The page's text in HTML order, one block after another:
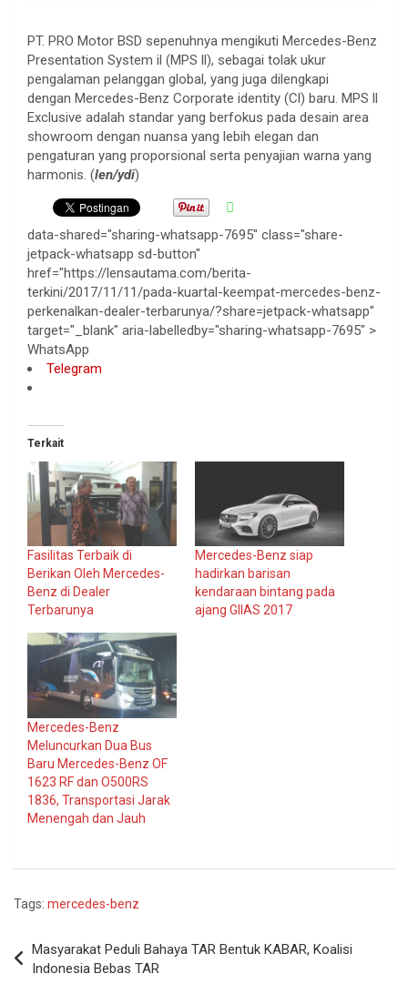
PT. PRO Motor BSD sepenuhnya mengikuti Mercedes-Benz
Presentation System il (MPS ll), sebagai tolak ukur
pengalaman pelanggan global, yang juga dilengkapi
dengan Mercedes-Benz Corporate identity (Cl) baru. MPS ll
Exclusive adalah standar yang berfokus pada desain area
showroom dengan nuansa yang lebih elegan dan
pengaturan yang proporsional serta penyajian warna yang
harmonis. (len/ydi)
data-shared="sharing-whatsapp-7695" class="share-
jetpack-whatsapp sd-button"
href="https://lensautama.com/berita-
terkini/2017/11/11/pada-kuartal-keempat-mercedes-benz-
perkenalkan-dealer-terbarunya/?share=jetpack-whatsapp"
target="_blank" aria-labelledby="sharing-whatsapp-7695" >
WhatsApp
Telegram
Terkait
Fasilitas Terbaik di
Berikan Oleh Mercedes-
Benz di Dealer
Terbarunya
Mercedes-Benz siap
hadirkan barisan
kendaraan bintang pada
ajang GIIAS 2017
Mercedes-Benz
Meluncurkan Dua Bus
Baru Mercedes-Benz OF
1623 RF dan O500RS
1836, Transportasi Jarak
Menengah dan Jauh
Tags: mercedes-benz
pos
Masyarakat Peduli Bahaya TAR Bentuk KABAR, Koalisi
Indonesia Bebas TAR